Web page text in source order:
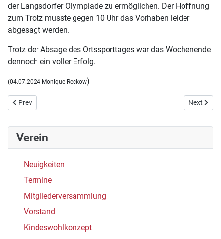
Verein
Neuigkeiten
Termine
Mitgliederversammlung
Vorstand
Kindeswohlkonzept
der Langsdorfer Olympiade zu ermöglichen. Der Hoffnung
zum Trotz musste gegen 10 Uhr das Vorhaben leider
abgesagt werden.
Trotz der Absage des Ortssporttages war das Wochenende
dennoch ein voller Erfolg.
(04.07.2024 Monique Reckow)
Previous article: Hermann Herrmann verstorben
Prev Next
Next